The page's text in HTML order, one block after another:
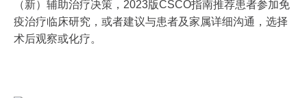
（新）辅助治疗决策，2023版CSCO指南推荐患者参加免
疫治疗临床研究，或者建议与患者及家属详细沟通，选择
术后观察或化疗。